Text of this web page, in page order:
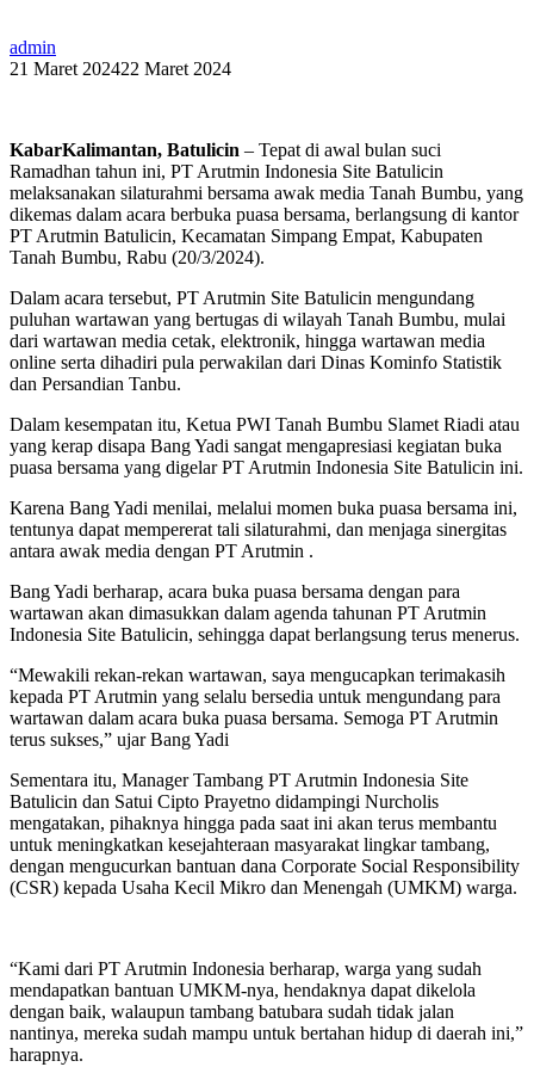
admin
21 Maret 202422 Maret 2024
KabarKalimantan, Batulicin – Tepat di awal bulan suci
Ramadhan tahun ini, PT Arutmin Indonesia Site Batulicin
melaksanakan silaturahmi bersama awak media Tanah Bumbu, yang
dikemas dalam acara berbuka puasa bersama, berlangsung di kantor
PT Arutmin Batulicin, Kecamatan Simpang Empat, Kabupaten
Tanah Bumbu, Rabu (20/3/2024).
Dalam acara tersebut, PT Arutmin Site Batulicin mengundang
puluhan wartawan yang bertugas di wilayah Tanah Bumbu, mulai
dari wartawan media cetak, elektronik, hingga wartawan media
online serta dihadiri pula perwakilan dari Dinas Kominfo Statistik
dan Persandian Tanbu.
Dalam kesempatan itu, Ketua PWI Tanah Bumbu Slamet Riadi atau
yang kerap disapa Bang Yadi sangat mengapresiasi kegiatan buka
puasa bersama yang digelar PT Arutmin Indonesia Site Batulicin ini.
Karena Bang Yadi menilai, melalui momen buka puasa bersama ini,
tentunya dapat mempererat tali silaturahmi, dan menjaga sinergitas
antara awak media dengan PT Arutmin .
Bang Yadi berharap, acara buka puasa bersama dengan para
wartawan akan dimasukkan dalam agenda tahunan PT Arutmin
Indonesia Site Batulicin, sehingga dapat berlangsung terus menerus.
“Mewakili rekan-rekan wartawan, saya mengucapkan terimakasih
kepada PT Arutmin yang selalu bersedia untuk mengundang para
wartawan dalam acara buka puasa bersama. Semoga PT Arutmin
terus sukses,” ujar Bang Yadi
Sementara itu, Manager Tambang PT Arutmin Indonesia Site
Batulicin dan Satui Cipto Prayetno didampingi Nurcholis
mengatakan, pihaknya hingga pada saat ini akan terus membantu
untuk meningkatkan kesejahteraan masyarakat lingkar tambang,
dengan mengucurkan bantuan dana Corporate Social Responsibility
(CSR) kepada Usaha Kecil Mikro dan Menengah (UMKM) warga.
“Kami dari PT Arutmin Indonesia berharap, warga yang sudah
mendapatkan bantuan UMKM-nya, hendaknya dapat dikelola
dengan baik, walaupun tambang batubara sudah tidak jalan
nantinya, mereka sudah mampu untuk bertahan hidup di daerah ini,”
harapnya.